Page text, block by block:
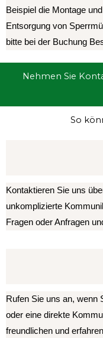
Beispiel die Montage
Entsorgung von
bitte bei der Buchung
Nehmen Sie
So
Kontaktieren Sie uns
unkomplizierte
Fragen oder Anfragen
Rufen Sie uns an, wenn
oder eine direkte
freundlichen und